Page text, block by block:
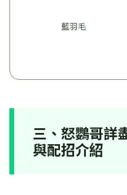
藍羽毛
三、怒鸚哥詳
與配招介紹